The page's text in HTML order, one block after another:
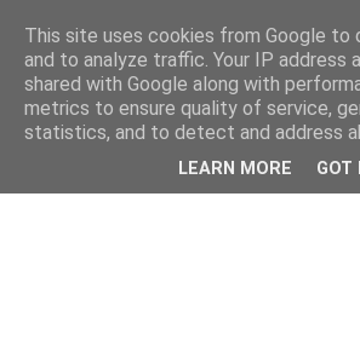
This site uses cookies from Google to
and to analyze traffic. Your IP address
shared with Google along with
metrics to ensure quality of service,
statistics, and to detect and address
LEARN MORE GOT